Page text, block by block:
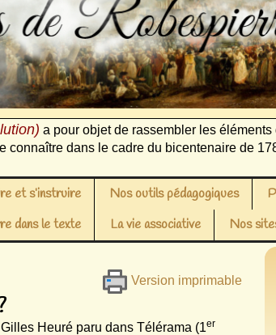
a pour objet de rassembler les
dans le cadre du bicentenaire de
et s’instruire Nos outils pédagogiques
dans le texte La vie associative Nos
Version imprimable
Heuré paru dans Télérama (1er